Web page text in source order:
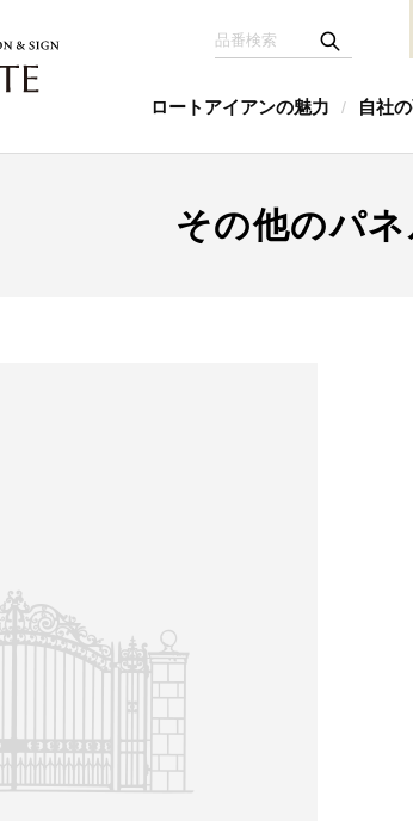
ロートアイアンの魅力 / 自社
その他のパ